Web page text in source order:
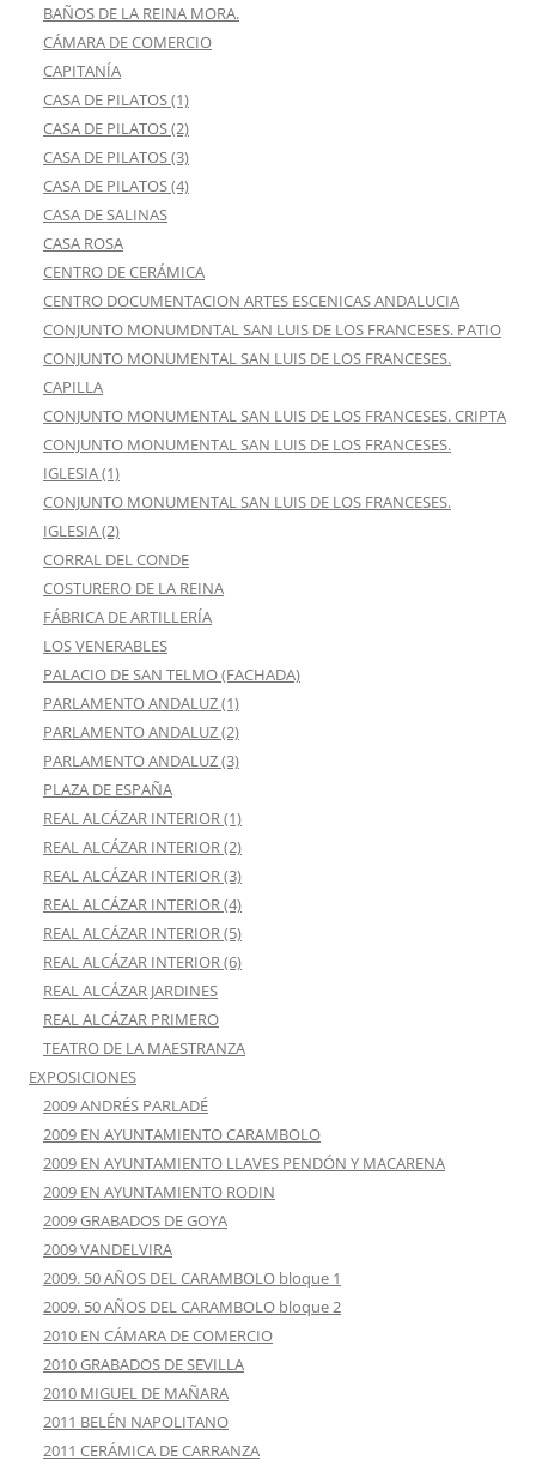
BAÑOS DE LA REINA MORA.
CÁMARA DE COMERCIO
CAPITANÍA
CASA DE PILATOS (1)
CASA DE PILATOS (2)
CASA DE PILATOS (3)
CASA DE PILATOS (4)
CASA DE SALINAS
CASA ROSA
CENTRO DE CERÁMICA
CENTRO DOCUMENTACION ARTES ESCENICAS ANDALUCIA
CONJUNTO MONUMDNTAL SAN LUIS DE LOS FRANCESES. PATIO
CONJUNTO MONUMENTAL SAN LUIS DE LOS FRANCESES.
CAPILLA
CONJUNTO MONUMENTAL SAN LUIS DE LOS FRANCESES. CRIPTA
CONJUNTO MONUMENTAL SAN LUIS DE LOS FRANCESES.
IGLESIA (1)
CONJUNTO MONUMENTAL SAN LUIS DE LOS FRANCESES.
IGLESIA (2)
CORRAL DEL CONDE
COSTURERO DE LA REINA
FÁBRICA DE ARTILLERÍA
LOS VENERABLES
PALACIO DE SAN TELMO (FACHADA)
PARLAMENTO ANDALUZ (1)
PARLAMENTO ANDALUZ (2)
PARLAMENTO ANDALUZ (3)
PLAZA DE ESPAÑA
REAL ALCÁZAR INTERIOR (1)
REAL ALCÁZAR INTERIOR (2)
REAL ALCÁZAR INTERIOR (3)
REAL ALCÁZAR INTERIOR (4)
REAL ALCÁZAR INTERIOR (5)
REAL ALCÁZAR INTERIOR (6)
REAL ALCÁZAR JARDINES
REAL ALCÁZAR PRIMERO
TEATRO DE LA MAESTRANZA
EXPOSICIONES
2009 ANDRÉS PARLADÉ
2009 EN AYUNTAMIENTO CARAMBOLO
2009 EN AYUNTAMIENTO LLAVES PENDÓN Y MACARENA
2009 EN AYUNTAMIENTO RODIN
2009 GRABADOS DE GOYA
2009 VANDELVIRA
2009. 50 AÑOS DEL CARAMBOLO bloque 1
2009. 50 AÑOS DEL CARAMBOLO bloque 2
2010 EN CÁMARA DE COMERCIO
2010 GRABADOS DE SEVILLA
2010 MIGUEL DE MAÑARA
2011 BELÉN NAPOLITANO
2011 CERÁMICA DE CARRANZA